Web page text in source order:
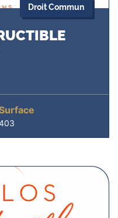
Droit Commun